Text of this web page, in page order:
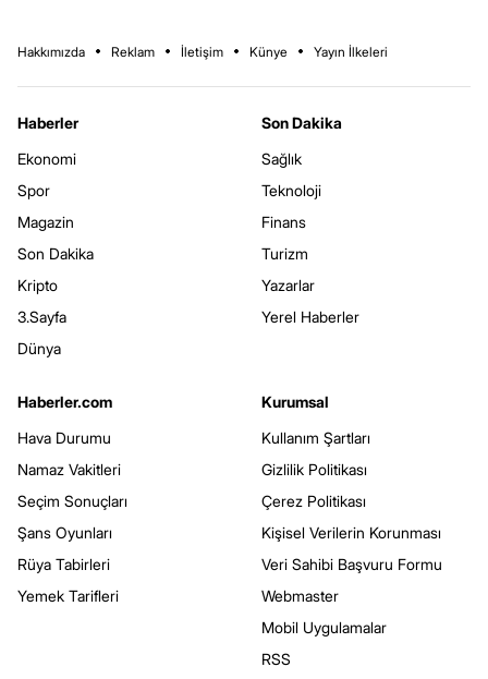
Hakkımızda Reklam İletişim Künye Yayın İlkeleri
Haberler
Ekonomi
Spor
Magazin
Son Dakika
Kripto
3.Sayfa
Dünya
Son Dakika
Sağlık
Teknoloji
Finans
Turizm
Yazarlar
Yerel Haberler
Haberler.com
Hava Durumu
Namaz Vakitleri
Seçim Sonuçları
Şans Oyunları
Rüya Tabirleri
Yemek Tarifleri
Kurumsal
Kullanım Şartları
Gizlilik Politikası
Çerez Politikası
Kişisel Verilerin Korunması
Veri Sahibi Başvuru Formu
Webmaster
Mobil Uygulamalar
RSS